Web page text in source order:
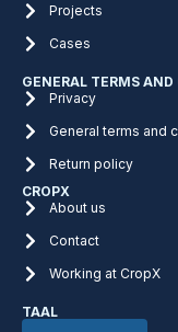
Projects
Cases
GENERAL TERMS
Privacy
General terms and
Return policy
CROPX
About us
Contact
Working at CropX
TAAL